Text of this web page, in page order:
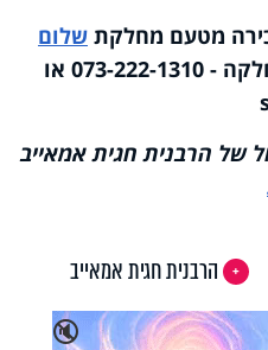
מטעם מחלקת שלום
בהידברות. לפניות למחלקה - 073-222-1310 או
של הרבנית חגית אמאייב
הרבנית חגית אמאייב
🔇